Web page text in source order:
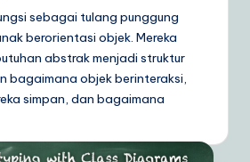
sebagai tulang punggung
berorientasi objek. Mereka
abstrak menjadi struktur
bagaimana objek berinteraksi,
simpan, dan bagaimana